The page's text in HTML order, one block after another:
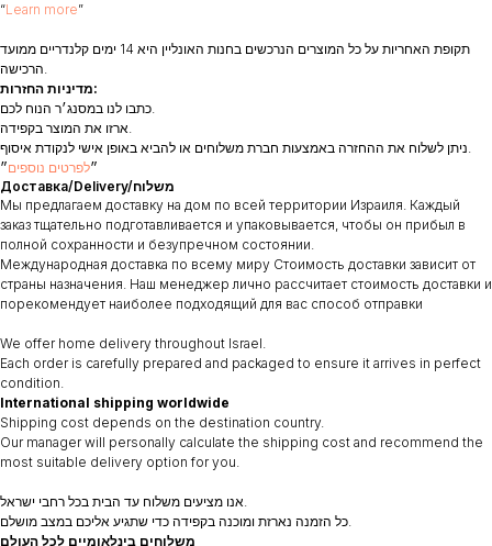
“Learn more”
תקופת האחריות על כל המוצרים הנרכשים בחנות האונליין היא 14 ימים קלנדריים ממועד
הרכישה.
מדיניות החזרות:
כתבו לנו במסנג׳ר הנוח לכם.
ארזו את המוצר בקפידה.
ניתן לשלוח את ההחזרה באמצעות חברת משלוחים או להביא באופן אישי לנקודת איסוף.
״לפרטים נוספים״
Доставка/Delivery/משלוח
Мы предлагаем доставку на дом по всей территории Израиля. Каждый
заказ тщательно подготавливается и упаковывается, чтобы он прибыл в
полной сохранности и безупречном состоянии.
Международная доставка по всему миру Стоимость доставки зависит от
страны назначения. Наш менеджер лично рассчитает стоимость доставки и
порекомендует наиболее подходящий для вас способ отправки
We offer home delivery throughout Israel.
Each order is carefully prepared and packaged to ensure it arrives in perfect
condition.
International shipping worldwide
Shipping cost depends on the destination country.
Our manager will personally calculate the shipping cost and recommend the
most suitable delivery option for you.
אנו מציעים משלוח עד הבית בכל רחבי ישראל.
כל הזמנה נארזת ומוכנה בקפידה כדי שתגיע אליכם במצב מושלם.
משלוחים בינלאומיים לכל העולם